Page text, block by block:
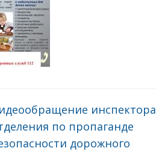
инспектора
по пропаганде
дорожного